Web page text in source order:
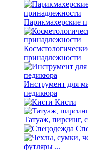
Парикмахерские
принадлежности
Инструмент для
педикюра
Кисти
Татуаж, пирсинг,